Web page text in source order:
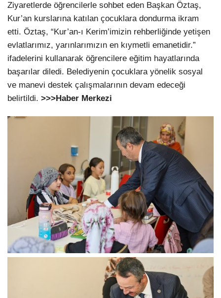
Ziyaretlerde öğrencilerle sohbet eden Başkan Öztaş,
Kur’an kurslarına katılan çocuklara dondurma ikram
etti. Öztaş, “Kur’an-ı Kerim’imizin rehberliğinde yetişen
evlatlarımız, yarınlarımızın en kıymetli emanetidir.”
ifadelerini kullanarak öğrencilere eğitim hayatlarında
başarılar diledi. Belediyenin çocuklara yönelik sosyal
ve manevi destek çalışmalarının devam edeceği
belirtildi. >>>Haber Merkezi